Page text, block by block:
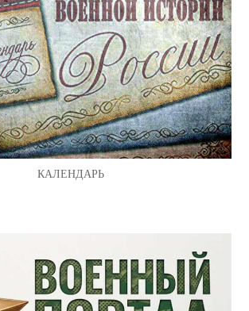
КАЛЕНДАРЬ